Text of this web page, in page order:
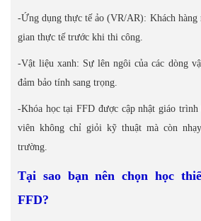
-Ứng dụng thực tế ảo (VR/AR): Khách hàng
gian thực tế trước khi thi công.
-Vật liệu xanh: Sự lên ngôi của các dòng
đảm bảo tính sang trọng.
-Khóa học tại FFD được cập nhật giáo trình
viên không chỉ giỏi kỹ thuật mà còn
trường.
Tại sao bạn nên chọn học
FFD?